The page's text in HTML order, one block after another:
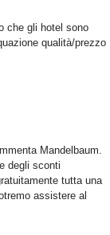
che gli hotel sono
qualità/prezzo
Mandelbaum.
degli sconti
tutta una
assistere al